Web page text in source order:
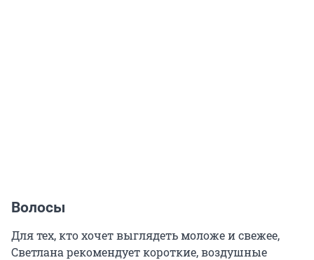
Волосы
Для тех, кто хочет выглядеть моложе и свежее,
Светлана рекомендует короткие, воздушные